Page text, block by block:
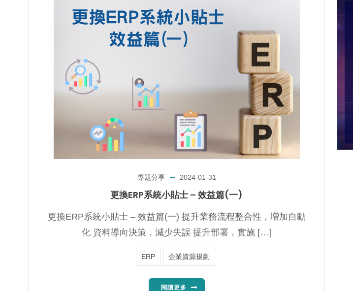
專題分享 2024-01-31
更換ERP系統小貼士 – 效益篇(一)
更換ERP系統小貼士 – 效益篇(一) 提升業務流程整合性，増加自動
化 資料導向決策，減少失誤 提升部署，實施 […]
ERP 企業資源規劃
閱讀更多